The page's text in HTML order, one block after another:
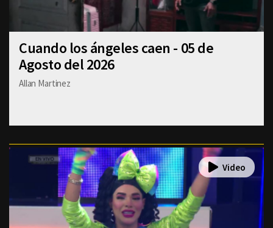
Cuando los ángeles caen - 05 de
Agosto del 2026
Allan Martinez